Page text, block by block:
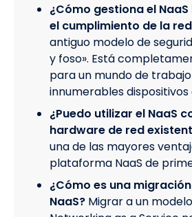
¿Cómo gestiona el
el cumplimiento de la
antiguo modelo de
y foso». Está
para un mundo de
innumerables
¿Puedo utilizar el NaaS
hardware de red
una de las mayores
plataforma NaaS de
¿Cómo es una
NaaS? Migrar a un